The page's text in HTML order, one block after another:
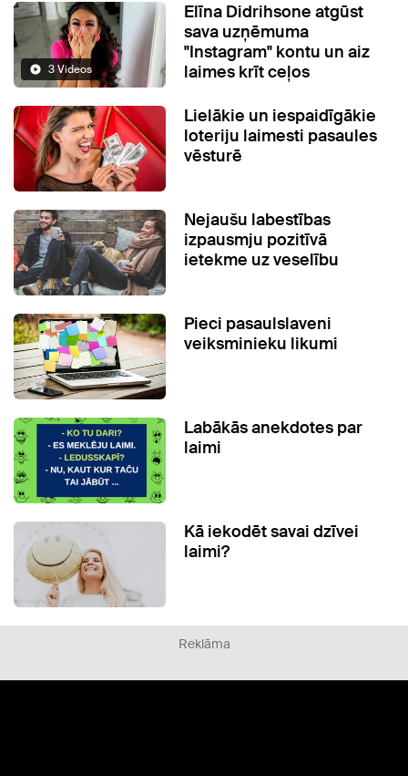
3 Videos
Elīna Didrihsone atgūst
sava uzņēmuma
"Instagram" kontu un aiz
laimes krīt ceļos
Lielākie un iespaidīgākie
loteriju laimesti pasaules
vēsturē
Nejaušu labestības
izpausmju pozitīvā
ietekme uz veselību
Pieci pasaulslaveni
veiksminieku likumi
Labākās anekdotes par
laimi
Kā iekodēt savai dzīvei
laimi?
Reklāma